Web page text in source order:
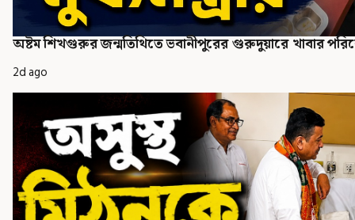
অষ্টম শিখগুরুর জন্মতিথিতে ভবানীপুরের গুরুদুয়ারে খাবার
2d ago